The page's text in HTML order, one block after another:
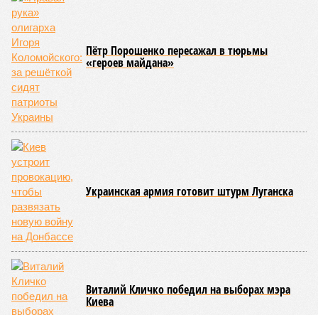
Да, наша любимая маленькая планета может быть
единственной, где в пределах Солнечной системы есть
полноценная жизнь, но Земля также регулярно пытается
эту жизнь уничтожить. Так уж вышло, что внутренние
процессы на планете включают в себя всевозможные
геологические, метеорологические и физические явления,
которые для человека довольно опасны. Или попросту
смертельны. И вот несколько тому примеров.
Все стихии сразу
Около 100 лет назад в Поднебесной приключилось то, что
у нас назвали бы тридцатью тремя несчастьями. Страну
последовательно поразили: многолетняя засуха, страшный
паводок, невероятные ливни. Несколько миллионов
человек не пережили этот разгул стихий. Вот что тогда
приключилось.
Зима 1931 года выдалась в Китае чрезвычайно
продолжительной и суровой. Снега образовалось огромное
количество – казалось бы, хороший знак после периода